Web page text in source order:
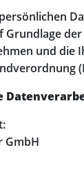
Grundlage
und die
GmbH